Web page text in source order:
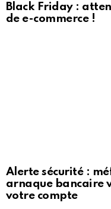
Black Friday :
de e-commerce !
Alerte sécurité :
arnaque bancaire
votre compte